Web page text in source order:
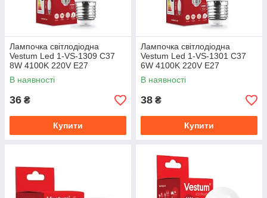
Лампочка світлодіодна
Vestum Led 1-VS-1309 C37
8W 4100K 220V E27
В наявності
36 ₴
Купити
Лампочка світлодіодна
Vestum Led 1-VS-1301 C37
6W 4100K 220V E27
В наявності
38 ₴
Купити